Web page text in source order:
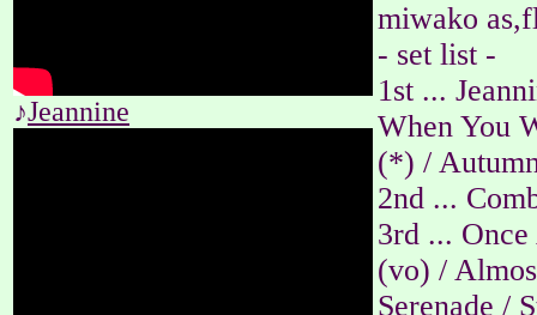
♪Jeannine
miwako
- set list -
1st ...
When You
(*) /
2nd ...
3rd ...
(vo) /
Serenade /